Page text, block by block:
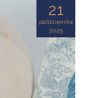
21
października
2025